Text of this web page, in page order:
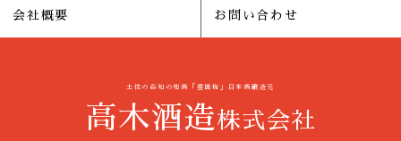
会社概要 お問い合わせ
土佐の高知の地酒「豊能梅」日本酒醸造元
高木酒造株式会社